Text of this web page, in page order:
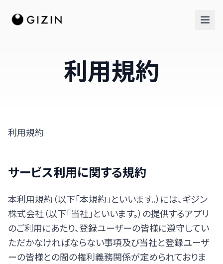
利用規約
利用規約
サービス利用に関する規約
本利用規約（以下「本規約」といいます。）には、ギジン
株式会社（以下「当社」といいます。）の提供するアプリ
のご利用にあたり、登録ユーザーの皆様に遵守してい
ただかなければならない事項及び当社と登録ユーザ
ーの皆様との間の権利義務関係が定められておりま